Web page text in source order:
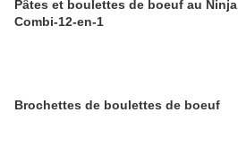
Pâtes et boulettes de boeuf au Ninja
Combi-12-en-1
Brochettes de boulettes de boeuf